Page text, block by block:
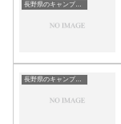
長野県のキャンプ場一覧
長野県のキャンプ場一覧